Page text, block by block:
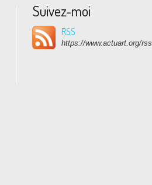
Suivez-moi
RSS
https://www.actuart.org/rss